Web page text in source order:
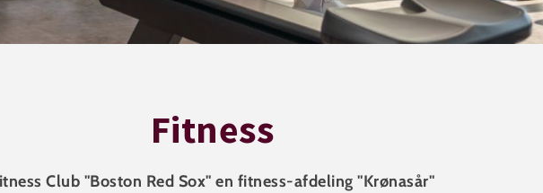
Fitness
Club "Boston Red Sox" en fitness-afdeling "Krønasår"